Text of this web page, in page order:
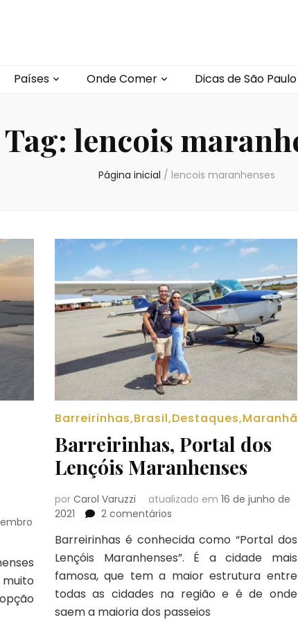
Países Onde Comer Dicas de São Paulo
Tag: lencois
Página inicial / lencois maranhenses
Barreirinhas,Brasil,Destaques,
Barreirinhas, Portal dos
Lençóis Maranhenses
por Carol Varuzzi atualizado em 16 de junho de
2021
2 comentáriosem
Portal
dos
Lençóis
Maranhenses
Barreirinhas é conhecida como “Portal dos
Lençóis Maranhenses”. É a cidade mais
famosa, que tem a maior estrutura entre
todas as cidades na região e é de onde
saem a maioria dos passeios